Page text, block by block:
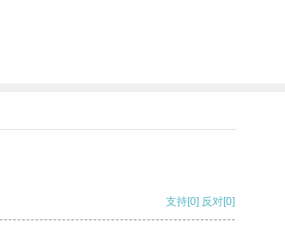
支持[0] 反对[0]